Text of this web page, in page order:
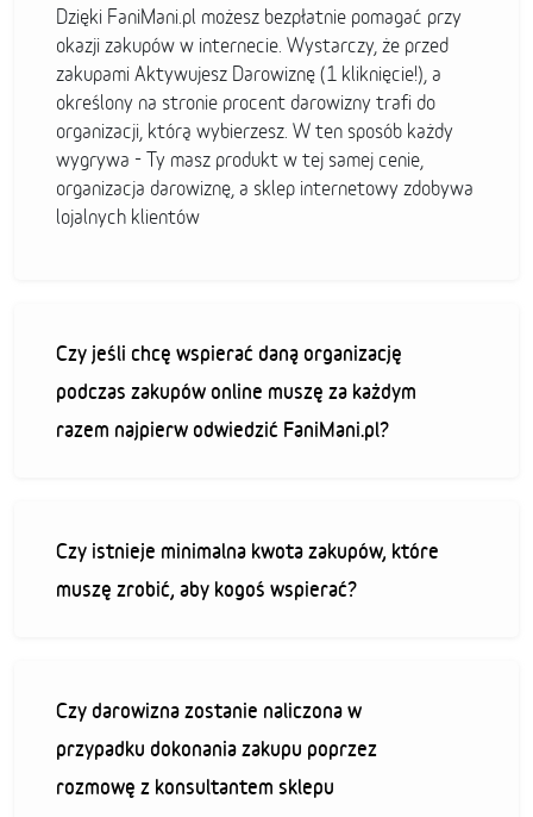
Dzięki FaniMani.pl możesz bezpłatnie pomagać przy
okazji zakupów w internecie. Wystarczy, że przed
zakupami Aktywujesz Darowiznę (1 kliknięcie!), a
określony na stronie procent darowizny trafi do
organizacji, którą wybierzesz. W ten sposób każdy
wygrywa - Ty masz produkt w tej samej cenie,
organizacja darowiznę, a sklep internetowy zdobywa
lojalnych klientów
Czy jeśli chcę wspierać daną organizację
podczas zakupów online muszę za każdym
razem najpierw odwiedzić FaniMani.pl?
Czy istnieje minimalna kwota zakupów, które
muszę zrobić, aby kogoś wspierać?
Czy darowizna zostanie naliczona w
przypadku dokonania zakupu poprzez
rozmowę z konsultantem sklepu